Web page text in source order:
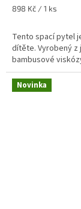
Měrná
898 Kč / 1 ks
Tento spací pytel
dítěte. Vyrobený z
bambusové
Novinka